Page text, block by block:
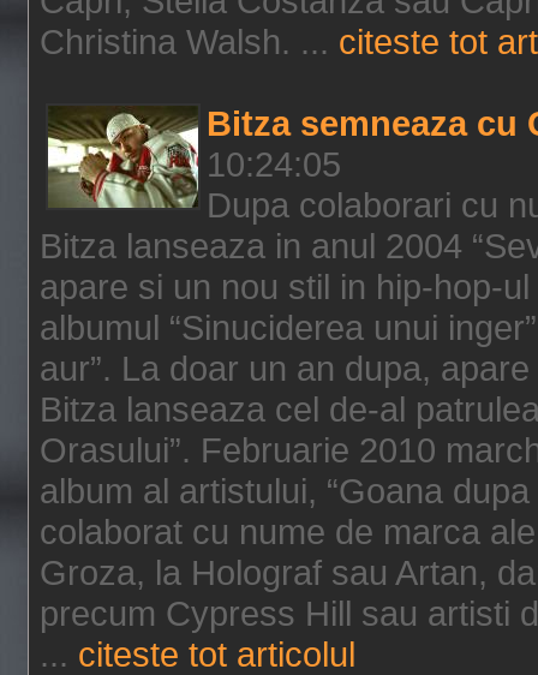
Christina Walsh. ... citeste tot
Bitza semneaza cu
10:24:05
Dupa colaborari cu
Bitza lanseaza in anul 2004
apare si un nou stil in hip-hop-
albumul “Sinuciderea unui
aur”. La doar un an dupa,
Bitza lanseaza cel de-al
Orasului”. Februarie 2010
album al artistului, “Goana
colaborat cu nume de marca
Groza, la Holograf sau Artan,
precum Cypress Hill sau artisti
... citeste tot articolul